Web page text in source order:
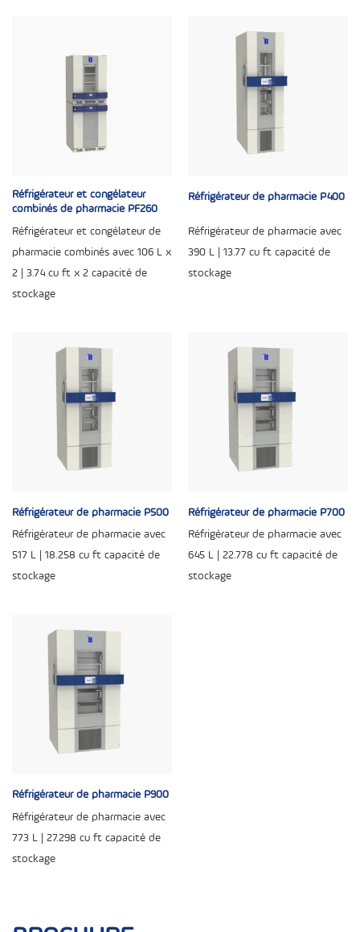
Réfrigérateur et congélateur
combinés de pharmacie PF260
Réfrigérateur et congélateur de
pharmacie combinés avec 106 L x
2 | 3.74 cu ft x 2 capacité de
stockage
Réfrigérateur de pharmacie P400
Réfrigérateur de pharmacie avec
390 L | 13.77 cu ft capacité de
stockage
Réfrigérateur de pharmacie P500
Réfrigérateur de pharmacie avec
517 L | 18.258 cu ft capacité de
stockage
Réfrigérateur de pharmacie P700
Réfrigérateur de pharmacie avec
645 L | 22.778 cu ft capacité de
stockage
Réfrigérateur de pharmacie P900
Réfrigérateur de pharmacie avec
773 L | 27.298 cu ft capacité de
stockage